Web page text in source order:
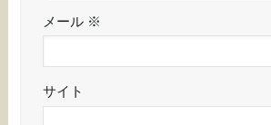
メール ※
サイト